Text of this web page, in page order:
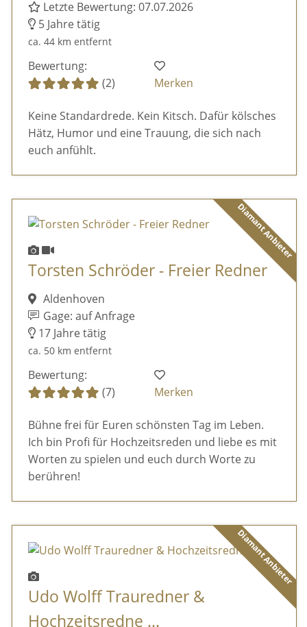
Letzte Bewertung: 07.07.2026
5 Jahre tätig
ca. 44 km entfernt
Bewertung:
(2)
Merken
Keine Standardrede. Kein Kitsch. Dafür kölsches
Hätz, Humor und eine Trauung, die sich nach
euch anfühlt.
Diamant Anbieter
Torsten Schröder - Freier Redner
Aldenhoven
Gage: auf Anfrage
17 Jahre tätig
ca. 50 km entfernt
Bewertung:
(7)
Merken
Bühne frei für Euren schönsten Tag im Leben.
Ich bin Profi für Hochzeitsreden und liebe es mit
Worten zu spielen und euch durch Worte zu
berühren!
Diamant Anbieter
Udo Wolff Trauredner &
Hochzeitsredne ...